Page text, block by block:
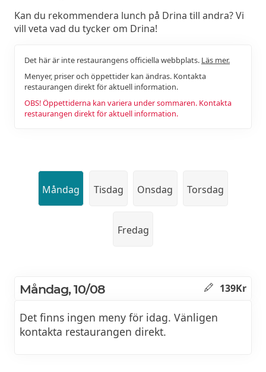
Kan du rekommendera lunch på Drina till andra? Vi
vill veta vad du tycker om Drina!
Det här är inte restaurangens officiella webbplats. Läs mer.
Menyer, priser och öppettider kan ändras. Kontakta
restaurangen direkt för aktuell information.
OBS! Öppettiderna kan variera under sommaren. Kontakta
restaurangen direkt för aktuell information.
Måndag Tisdag Onsdag Torsdag
Fredag
Måndag, 10/08 139Kr
Det finns ingen meny för idag. Vänligen
kontakta restaurangen direkt.